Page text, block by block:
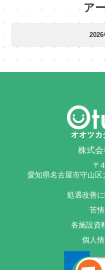
ア
株式
〒
愛知県名古屋市守山
処遇改善
苦
各施設資
個人